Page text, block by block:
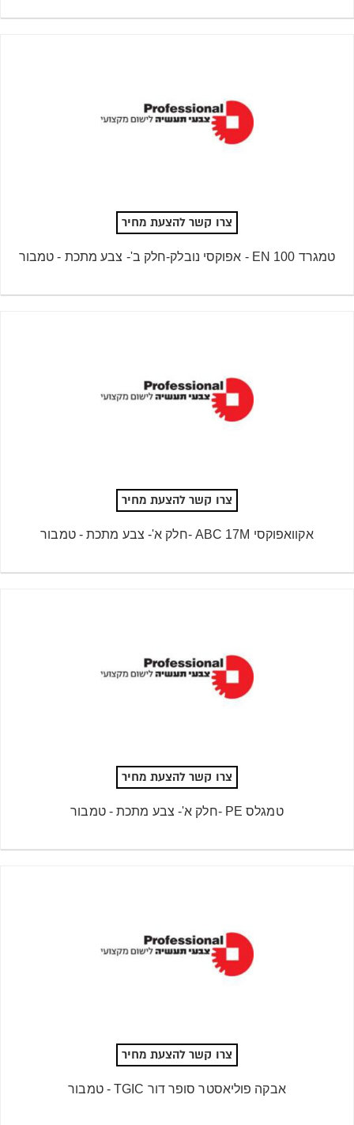
צרו קשר להצעת מחיר
טמגרד 100 EN - אפוקסי נובלק-חלק ב'- צבע מתכת - טמבור
צרו קשר להצעת מחיר
אקוואפוקסי ABC 17M -חלק א'- צבע מתכת - טמבור
צרו קשר להצעת מחיר
טמגלס PE -חלק א'- צבע מתכת - טמבור
צרו קשר להצעת מחיר
אבקה פוליאסטר סופר דור TGIC - טמבור